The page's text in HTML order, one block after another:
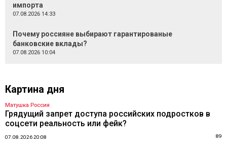
импорта
07.08.2026 14:33
Почему россияне выбирают гарантированые
банковские вклады?
07.08.2026 10:04
Картина дня
Матушка Россия
Грядущий запрет доступа российских подростков в
соцсети реальность или фейк?
07.08.2026 20:08 89